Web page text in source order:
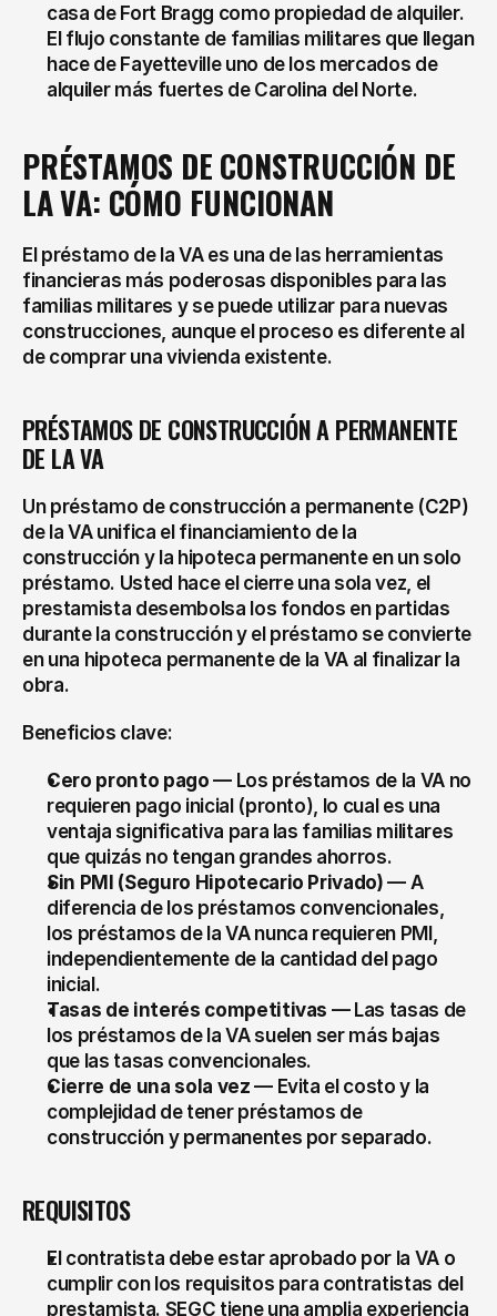
casa de Fort Bragg como propiedad de alquiler.
El flujo constante de familias militares que llegan
hace de Fayetteville uno de los mercados de
alquiler más fuertes de Carolina del Norte.
PRÉSTAMOS DE CONSTRUCCIÓN DE
LA VA: CÓMO FUNCIONAN
El préstamo de la VA es una de las herramientas
financieras más poderosas disponibles para las
familias militares y se puede utilizar para nuevas
construcciones, aunque el proceso es diferente al
de comprar una vivienda existente.
PRÉSTAMOS DE CONSTRUCCIÓN A PERMANENTE
DE LA VA
Un préstamo de construcción a permanente (C2P)
de la VA unifica el financiamiento de la
construcción y la hipoteca permanente en un solo
préstamo. Usted hace el cierre una sola vez, el
prestamista desembolsa los fondos en partidas
durante la construcción y el préstamo se convierte
en una hipoteca permanente de la VA al finalizar la
obra.
Beneficios clave:
Cero pronto pago — Los préstamos de la VA no
requieren pago inicial (pronto), lo cual es una
ventaja significativa para las familias militares
que quizás no tengan grandes ahorros.
Sin PMI (Seguro Hipotecario Privado) — A
diferencia de los préstamos convencionales,
los préstamos de la VA nunca requieren PMI,
independientemente de la cantidad del pago
inicial.
Tasas de interés competitivas — Las tasas de
los préstamos de la VA suelen ser más bajas
que las tasas convencionales.
Cierre de una sola vez — Evita el costo y la
complejidad de tener préstamos de
construcción y permanentes por separado.
REQUISITOS
El contratista debe estar aprobado por la VA o
cumplir con los requisitos para contratistas del
prestamista. SEGC tiene una amplia experiencia